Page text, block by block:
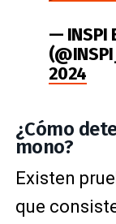
— INSPI
2024
¿Cómo
mono?
Existen
que